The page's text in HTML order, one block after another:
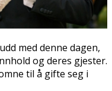
med denne dagen,
og deres gjester.
til å gifte seg i